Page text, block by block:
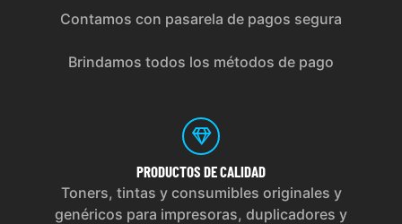
Contamos con pasarela de pagos segura
Brindamos todos los métodos de pago
PRODUCTOS DE CALIDAD
Toners, tintas y consumibles originales y
genéricos para impresoras, duplicadores y